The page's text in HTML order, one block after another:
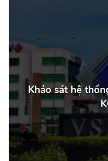
Khảo sát hệ